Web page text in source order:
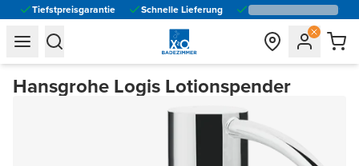
Tiefstpreisgarantie Schnelle Lieferung
general.navigation.toggle_menu.label
general.navigation.toggle_menu.label
Hansgrohe Logis Lotionspender